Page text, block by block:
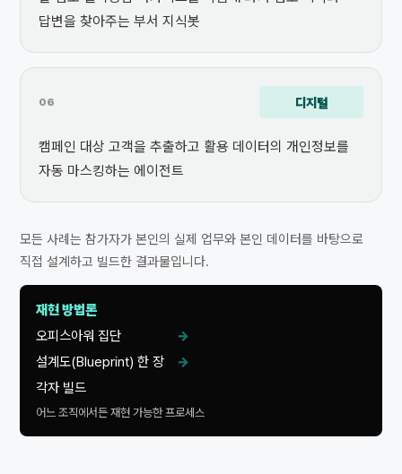
답변을 찾아주는 부서 지식봇
06 디지털
캠페인 대상 고객을 추출하고 활용 데이터의 개인정보를
자동 마스킹하는 에이전트
모든 사례는 참가자가 본인의 실제 업무와 본인 데이터를 바탕으로
직접 설계하고 빌드한 결과물입니다.
재현 방법론
오피스아워 집단
→
설계도(Blueprint) 한 장
→
각자 빌드
어느 조직에서든 재현 가능한 프로세스